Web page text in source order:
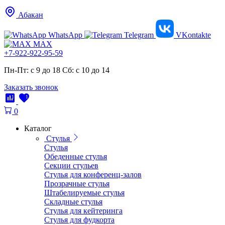
Абакан
WhatsApp Telegram
VKontakte
MAX
+7-922-922-95-59
Пн-Пт: с 9 до 18 Cб: с 10 до 14
Заказать звонок
1 1
0
Каталог
Стулья
Стулья
Обеденные стулья
Секции стульев
Стулья для конференц-залов
Прозрачные стулья
Штабелируемые стулья
Складные стулья
Стулья для кейтеринга
Стулья для фудкорта